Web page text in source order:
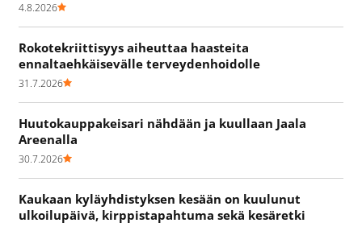
4.8.2026
Rokotekriittisyys aiheuttaa haasteita
ennaltaehkäisevälle terveydenhoidolle
31.7.2026
Huutokauppakeisari nähdään ja kuullaan Jaala
Areenalla
30.7.2026
Kaukaan kyläyhdistyksen kesään on kuulunut
ulkoilupäivä, kirppistapahtuma sekä kesäretki